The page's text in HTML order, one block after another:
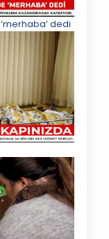
dedi